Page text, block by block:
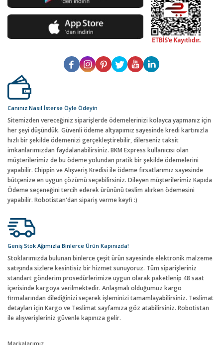
Canınız Nasıl İsterse Öyle Ödeyin
Sitemizden vereceğiniz siparişlerde ödemelerinizi kolayca yapmanız için
her şeyi düşündük. Güvenli ödeme altyapımız sayesinde kredi kartınızla
hızlı bir şekilde ödemenizi gerçekleştirebilir, dilerseniz taksit
imkanlarımızdan faydalanabilirsiniz. BKM Express kullanıcısı olan
müşterilerimiz de bu ödeme yolundan pratik bir şekilde ödemelerini
yapabilir. Chippin ve Alışveriş Kredisi ile ödeme fırsatlarımız sayesinde
bütçenize en uygun çözümü seçebilirsiniz. Dileyen müşterilerimiz Kapıda
Ödeme seçeneğini tercih ederek ürününü teslim alırken ödemesini
yapabilir. Robotistan'dan sipariş verme keyfi :)
Geniş Stok Ağımızla Binlerce Ürün Kapınızda!
Stoklarımızda bulunan binlerce çeşit ürün sayesinde elektronik malzeme
satışında sizlere kesintisiz bir hizmet sunuyoruz. Tüm siparişleriniz
standart gönderim prosedürlerimize uygun olarak paketlenip 48 saat
içerisinde kargoya verilmektedir. Anlaşmalı olduğumuz kargo
firmalarından dilediğinizi seçerek işleminizi tamamlayabilirsiniz. Teslimat
detayları için Kargo ve Teslimat sayfamıza göz atabilirsiniz. Robotistan
ile alışverişleriniz güvenle kapınıza gelir.
Markalarımız